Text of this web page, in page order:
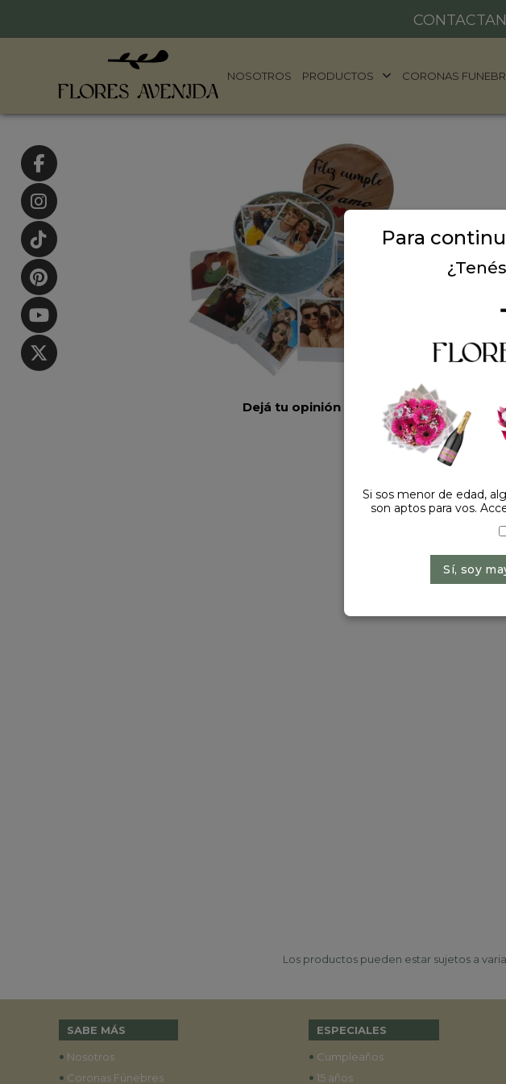
NOSOTROS PRODUCTOS CORONAS
Dejá tu opinión
Los productos pueden estar sujetos a
SABE MÁS
• Nosotros
• Coronas Fúnebres
ESPECIALES
• Cumpleaños
• 15 años
Para
Si sos menor de edad,
son aptos para vos.